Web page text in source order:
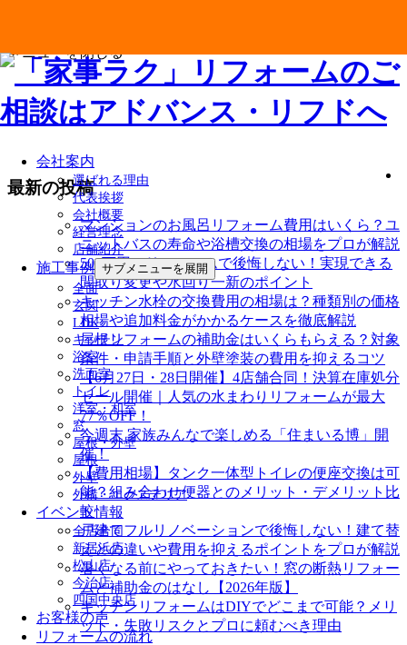
会社案内
選ばれる理由
代表挨拶
会社概要
経営理念
店舗紹介
施工事例 サブメニューを展開
全面
玄関
LDK
キッチン
浴室
洗面室
トイレ
洋室・和室
窓
屋根・外壁
屋根
外壁
外構・エクステリア
イベント情報
全店合同
新居浜店
松山店
今治店
四国中央店
お客様の声
リフォームの流れ
メニューを閉じる
最新の投稿
マンションのお風呂リフォーム費用はいくら？ユ
ニットバスの寿命や浴槽交換の相場をプロが解説
500万円のリフォームで後悔しない！実現できる
間取り変更や水回り一新のポイント
キッチン水栓の交換費用の相場は？種類別の価格
相場や追加料金がかかるケースを徹底解説
屋根リフォームの補助金はいくらもらえる？対象
条件・申請手順と外壁塗装の費用を抑えるコツ
【6月27日・28日開催】4店舗合同！決算在庫処分
セール開催｜人気の水まわりリフォームが最大
77％OFF！
今週末 家族みんなで楽しめる「住まいる博」開
催！
【費用相場】タンク一体型トイレの便座交換は可
能？組み合わせ便器とのメリット・デメリット比
較
戸建てフルリノベーションで後悔しない！建て替
えとの違いや費用を抑えるポイントをプロが解説
暑くなる前にやっておきたい！窓の断熱リフォー
ムと補助金のはなし【2026年版】
キッチンリフォームはDIYでどこまで可能？メリ
ット・失敗リスクとプロに頼むべき理由